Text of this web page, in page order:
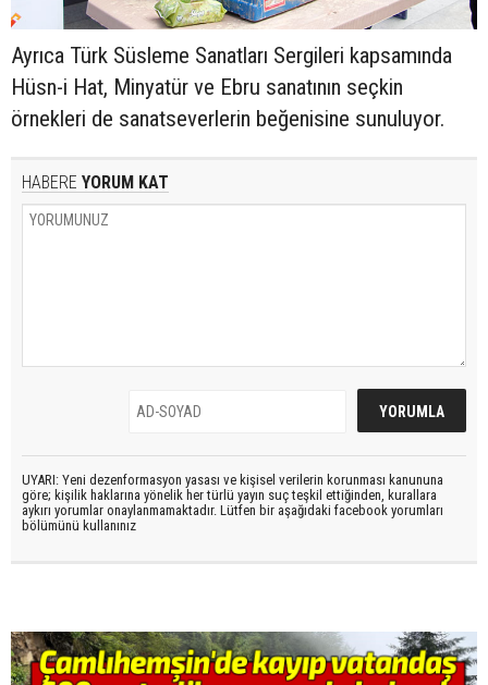
Ayrıca Türk Süsleme Sanatları Sergileri kapsamında
Hüsn-i Hat, Minyatür ve Ebru sanatının seçkin
örnekleri de sanatseverlerin beğenisine sunuluyor.
HABERE YORUM KAT
UYARI: Yeni dezenformasyon yasası ve kişisel verilerin korunması kanununa
göre; kişilik haklarına yönelik her türlü yayın suç teşkil ettiğinden, kurallara
aykırı yorumlar onaylanmamaktadır. Lütfen bir aşağıdaki facebook yorumları
bölümünü kullanınız